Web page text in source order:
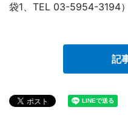
袋1、TEL 03-5954-3194
記